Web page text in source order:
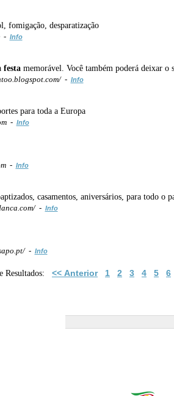
fomigação, desparatização
- Info
festamemorável. Você também poderá deixar o
- Info
para toda a Europa
- Info
- Info
casamentos, aniversários, para todo o
- Info
- Info
Resultados: << Anterior 1 2 3 4 5 6